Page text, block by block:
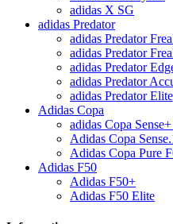
adidas X SG
adidas Predator
adidas Predator
adidas Predator
adidas Predator
adidas Predator
adidas Predator Elite
Adidas Copa
adidas Copa
Adidas Copa
Adidas Copa Pure
Adidas F50
Adidas F50+
Adidas F50 Elite